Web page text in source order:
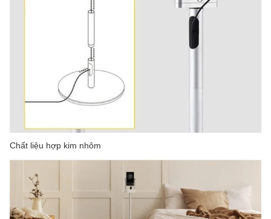
Chất liệu hợp kim nhôm